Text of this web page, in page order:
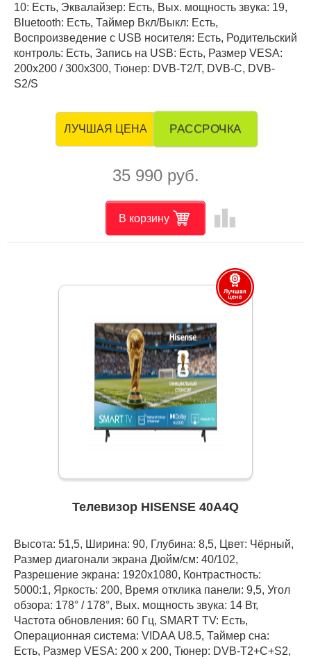
10: Есть, Эквалайзер: Есть, Вых. мощность звука: 19,
Bluetooth: Есть, Таймер Вкл/Выкл: Есть,
Воспроизведение с USB носителя: Есть, Родительский
контроль: Есть, Запись на USB: Есть, Размер VESA:
200x200 / 300x300, Тюнер: DVB-T2/T, DVB-C, DVB-
S2/S
ЛУЧШАЯ ЦЕНА РАССРОЧКА
35 990 руб.
В корзину leaderboard
Телевизор HISENSE 40A4Q
Высота: 51,5, Ширина: 90, Глубина: 8,5, Цвет: Чёрный,
Размер диагонали экрана Дюйм/см: 40/102,
Разрешение экрана: 1920x1080, Контрастность:
5000:1, Яркость: 200, Время отклика панели: 9,5, Угол
обзора: 178° / 178°, Вых. мощность звука: 14 Вт,
Частота обновления: 60 Гц, SMART TV: Есть,
Операционная система: VIDAA U8.5, Таймер сна:
Есть, Размер VESA: 200 х 200, Тюнер: DVB-T2+C+S2,